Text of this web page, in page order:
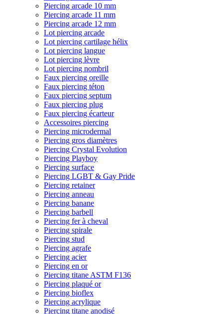
Piercing arcade 10 mm
Piercing arcade 11 mm
Piercing arcade 12 mm
Lot piercing arcade
Lot piercing cartilage hélix
Lot piercing langue
Lot piercing lèvre
Lot piercing nombril
Faux piercing oreille
Faux piercing téton
Faux piercing septum
Faux piercing plug
Faux piercing écarteur
Accessoires piercing
Piercing microdermal
Piercing gros diamètres
Piercing Crystal Evolution
Piercing Playboy
Piercing surface
Piercing LGBT & Gay Pride
Piercing retainer
Piercing anneau
Piercing banane
Piercing barbell
Piercing fer à cheval
Piercing spirale
Piercing stud
Piercing agrafe
Piercing acier
Piercing en or
Piercing titane ASTM F136
Piercing plaqué or
Piercing bioflex
Piercing acrylique
Piercing titane anodisé